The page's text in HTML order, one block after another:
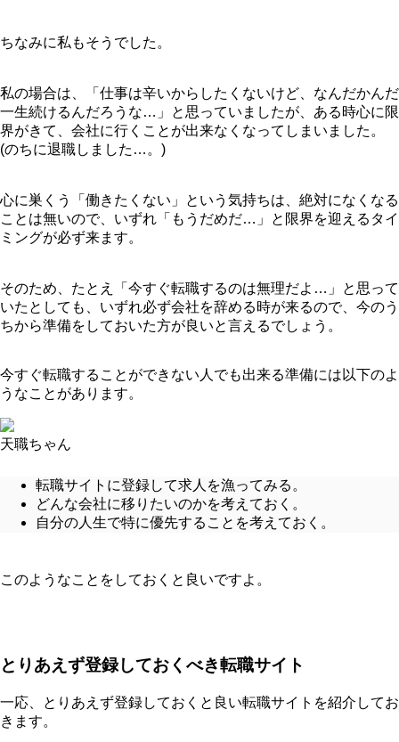
ちなみに私もそうでした。
私の場合は、「仕事は辛いからしたくないけど、なんだかんだ
一生続けるんだろうな…」と思っていましたが、ある時心に限
界がきて、会社に行くことが出来なくなってしまいました。
(のちに退職しました…。)
心に巣くう「働きたくない」という気持ちは、絶対になくなる
ことは無いので、いずれ「もうだめだ…」と限界を迎えるタイ
ミングが必ず来ます。
そのため、たとえ「今すぐ転職するのは無理だよ…」と思って
いたとしても、いずれ必ず会社を辞める時が来るので、今のう
ちから準備をしておいた方が良いと言えるでしょう。
今すぐ転職することができない人でも出来る準備には以下のよ
うなことがあります。
天職ちゃん
転職サイトに登録して求人を漁ってみる。
どんな会社に移りたいのかを考えておく。
自分の人生で特に優先することを考えておく。
このようなことをしておくと良いですよ。
とりあえず登録しておくべき転職サイト
一応、とりあえず登録しておくと良い転職サイトを紹介してお
きます。